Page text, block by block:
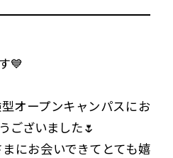
💙
オープンキャンパスにお
ございました🌷
にお会いできてとても嬉